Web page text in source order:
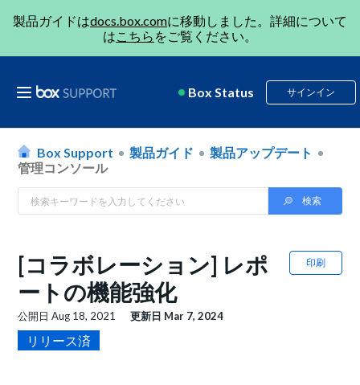
製品ガイドはdocs.box.comに移動しました。詳細について
はこちら をご覧ください。
Box Status サインイン
Box Support 製品ガイド
製品アップデート
管理コンソール
印刷
[コラボレーション] レポ
ートの機能強化
公開日Aug 18, 2021 更新日 Mar 7, 2024
リリース済